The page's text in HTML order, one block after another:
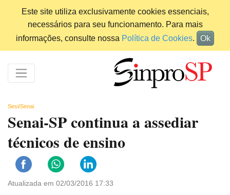
Este site utiliza exclusivamente cookies essenciais,
necessários para seu funcionamento. Para mais
informações, consulte nossa Política de Cookies. Ok
Sesi/Senai
Senai-SP continua a assediar
técnicos de ensino
Atualizada em 02/03/2016 17:33